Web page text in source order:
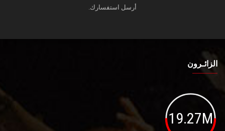
أرسل استفسارك.
الزائـرون
19.27M